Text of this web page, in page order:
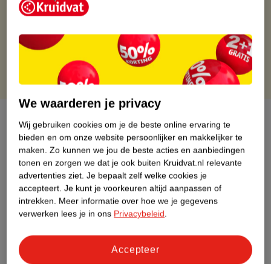
Gratis thuisbezorgd vanaf 50.00
Gratis punten met je Kruidvat kaart
Over dit product
Productinformatie
Etiketinformatie
Nature Impact Score
Dit product heeft (nog) geen Nature
Impact Score.
We waarderen je privacy
Wij gebruiken cookies om je de beste online ervaring te
bieden en om onze website persoonlijker en makkelijker te
maken. Zo kunnen we jou de beste acties en aanbiedingen
tonen en zorgen we dat je ook buiten Kruidvat.nl relevante
advertenties ziet. Je bepaalt zelf welke cookies je
accepteert. Je kunt je voorkeuren altijd aanpassen of
intrekken. Meer informatie over hoe we je gegevens
verwerken lees je in ons Privacybeleid.
Accepteer